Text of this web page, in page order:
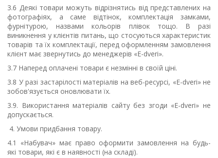
3.6 Деякі товари можуть відрізнятись від представлених на
фотографіях, а саме відтінок, комплектація замками,
фурнітурою, назвами кольорів плівок тощо. В разі
виникнення у клієнтів питань, що стосуються характеристик
товарів та їх комплектації, перед оформленням замовлення
клієнт має звернутись до менеджерів «E-dveri».
3.7 Наперед оплачені товари є незмінні в своїй ціні.
3.8 У разі застарілості матеріалів на веб-ресурсі, «E-dveri»не
зобов'язується оновлювати їх.
3.9. Використання матеріалів сайту без згоди «E-dveri» не
допускається.
4. Умови придбання товару.
4.1 «Набувач» має право оформити замовлення на будь-
які товари, які є в наявності (на складі).